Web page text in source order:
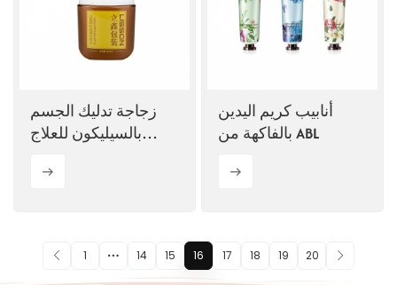
زجاجة تدليك الجسم
بالسيليكون للعلاج
أنابيب كريم اليدين
بالفاكهة من ABL
1 14 15 16 17 18 19 20